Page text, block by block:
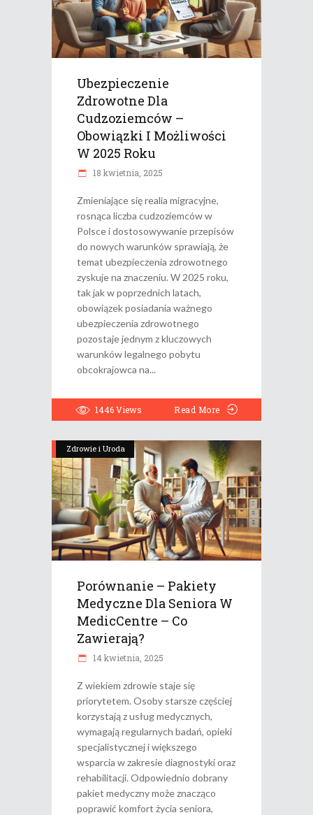
Ubezpieczenie
Zdrowotne Dla
Cudzoziemców –
Obowiązki I Możliwości
W 2025 Roku
18 kwietnia, 2025
Zmieniające się realia migracyjne,
rosnąca liczba cudzoziemców w
Polsce i dostosowywanie przepisów
do nowych warunków sprawiają, że
temat ubezpieczenia zdrowotnego
zyskuje na znaczeniu. W 2025 roku,
tak jak w poprzednich latach,
obowiązek posiadania ważnego
ubezpieczenia zdrowotnego
pozostaje jednym z kluczowych
warunków legalnego pobytu
obcokrajowca na
1446Views Read More
Zdrowie i Uroda
Porównanie – Pakiety
Medyczne Dla Seniora W
MedicCentre – Co
Zawierają?
14 kwietnia, 2025
Z wiekiem zdrowie staje się
priorytetem. Osoby starsze częściej
korzystają z usług medycznych,
wymagają regularnych badań, opieki
specjalistycznej i większego
wsparcia w zakresie diagnostyki oraz
rehabilitacji. Odpowiednio dobrany
pakiet medyczny może znacząco
poprawić komfort życia seniora,